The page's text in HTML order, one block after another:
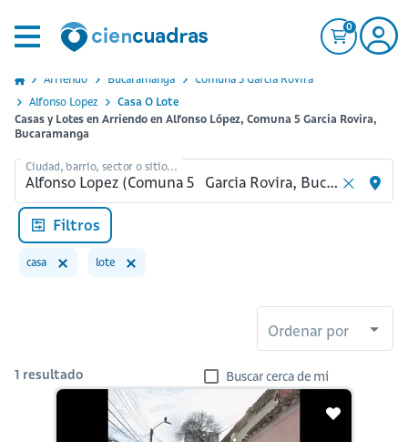
0
Arriendo Bucaramanga
Comuna 5 Garcia Rovira
Alfonso Lopez
Casa O Lote
Casas y Lotes en Arriendo en Alfonso López, Comuna 5 Garcia Rovira,
Bucaramanga
Ciudad, barrio, sector o sitio...
Filtros
casa lote
Ordenar por
1 resultado Buscar cerca de mi